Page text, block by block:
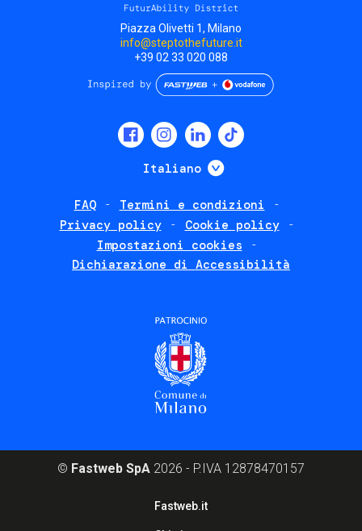
Piazza Olivetti 1, Milano
info@steptothefuture.it
+39 02 33 020 088
Italiano Mostra ulteriori
FAQ
Termini e condizioni
Privacy policy
Cookie policy
Impostazioni cookies
Dichiarazione di Accessibilità
© Fastweb SpA 2026 - P.IVA 12878470157
Fastweb.it